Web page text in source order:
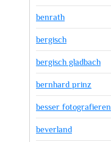
benrath
bergisch
bergisch gladbach
bernhard prinz
besser fotografieren
beverland